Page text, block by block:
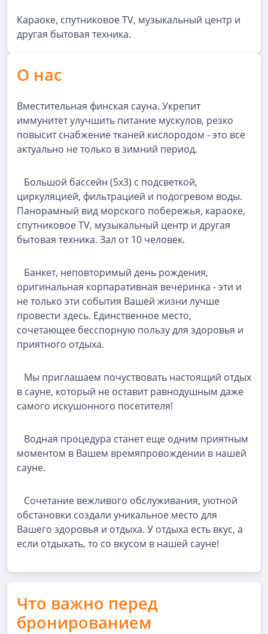
Караоке, спутниковое TV, музыкальный центр и
другая бытовая техника.
О нас
Вместительная финская сауна. Укрепит
иммунитет улучшить питание мускулов, резко
повысит снабжение тканей кислородом - это все
актуально не только в зимний период.
Большой бассейн (5x3) c подсветкой,
циркуляцией, фильтрацией и подогревом воды.
Панорамный вид морского побережья, караоке,
спутниковое TV, музыкальный центр и другая
бытовая техника. Зал от 10 человек.
Банкет, неповторимый день рождения,
оригинальная корпаративная вечеринка - эти и
не только эти события Вашей жизни лучше
провести здесь. Единственное место,
сочетающее бесспорную пользу для здоровья и
приятного отдыха.
Мы приглашаем почуствовать настоящий отдых
в сауне, который не оставит равнодушным даже
самого искушонного посетителя!
Водная процедура станет еще одним приятным
моментом в Вашем времяпровождении в нашей
сауне.
Сочетание вежливого обслуживания, уютной
обстановки создали уникальное место для
Вашего здоровья и отдыха. У отдыха есть вкус, а
если отдыхать, то со вкусом в нашей сауне!
Что важно перед
бронированием